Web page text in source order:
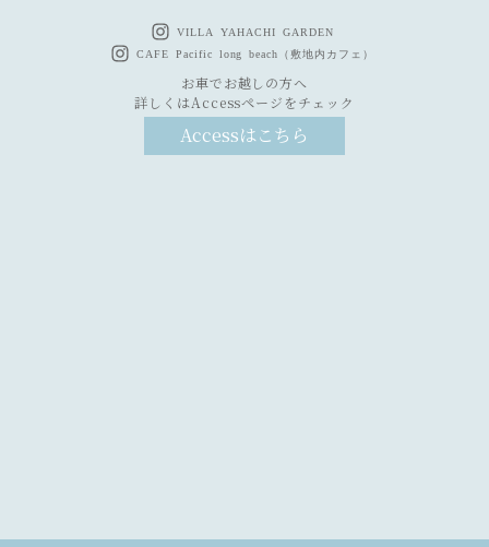
VILLA YAHACHI GARDEN
CAFE Pacific long beach（敷地内カフェ）
お車でお越しの方へ
詳しくはAccessページをチェック
Accessはこちら